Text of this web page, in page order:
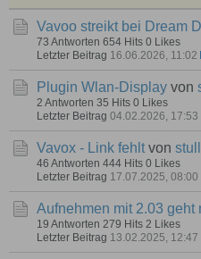
Vavoo streikt bei Dream
73 Antworten 654 Hits 0 Likes
Letzter Beitrag 16.06.2026, 11:02
Plugin Wlan-Display von
2 Antworten 35 Hits 0 Likes
Letzter Beitrag 04.02.2026, 17:53
Vavox - Link fehlt von
46 Antworten 444 Hits 0 Likes
Letzter Beitrag 17.07.2025, 08:00
Aufnehmen mit 2.03 geht
19 Antworten 279 Hits 2 Likes
Letzter Beitrag 13.02.2025, 12:47